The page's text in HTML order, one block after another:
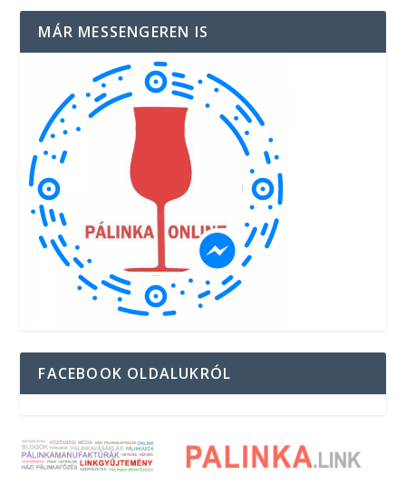
MÁR MESSENGEREN IS
FACEBOOK OLDALUKRÓL